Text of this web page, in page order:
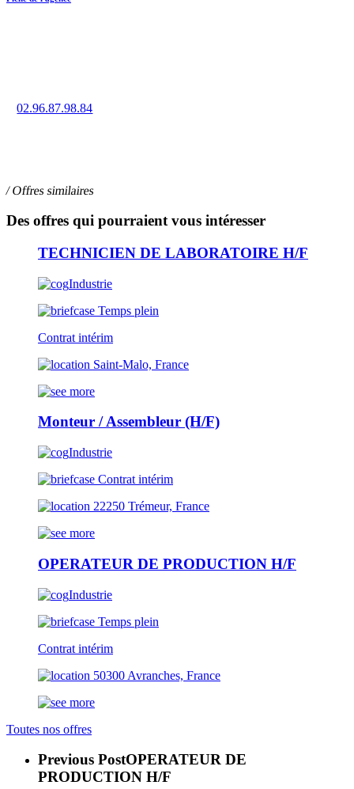
02.96.87.98.84
/ Offres similaires
Des offres qui pourraient vous intéresser
TECHNICIEN DE LABORATOIRE H/F
Industrie
Temps plein
Contrat intérim
Saint-Malo, France
Monteur / Assembleur (H/F)
Industrie
Contrat intérim
22250 Trémeur, France
OPERATEUR DE PRODUCTION H/F
Industrie
Temps plein
Contrat intérim
50300 Avranches, France
Toutes nos offres
Previous PostOPERATEUR DE
PRODUCTION H/F